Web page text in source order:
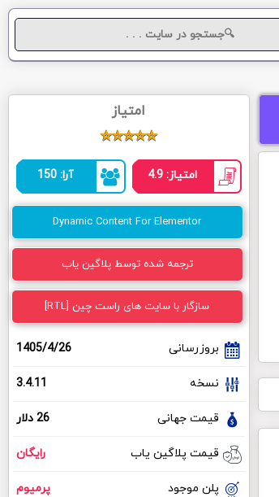
امتیاز
امتیاز: 4.9 آرا: 150
Dynamic Content For Elementor
ترجمه شده توسط پلاگین یاب
سازگار با سایت های راست چین [RTL]
بروزرسانی 1405/4/26
نسخه 3.4.11
قیمت جهانی 26 دلار
قیمت پلاگین یاب رایگان
پلن موجود پرمیوم